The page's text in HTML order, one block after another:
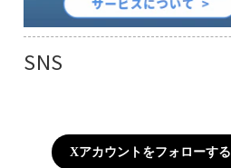
SNS
Xアカウントをフォローする